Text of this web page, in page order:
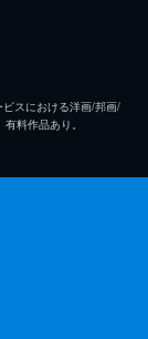
スにおける洋画/邦画/
料作品あり。